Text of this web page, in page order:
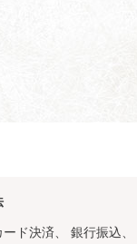
ド決済、 銀行振込、